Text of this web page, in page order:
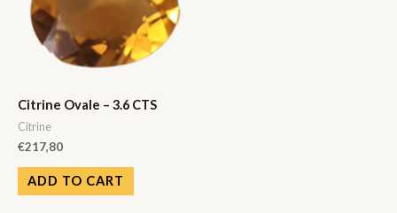
Citrine Ovale – 3.6 CTS
Citrine
€217,80
ADD TO CART